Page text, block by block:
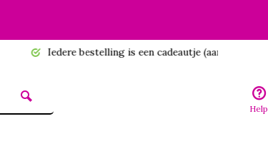
Iedere bestelling is een cadeautje (aan jezelf)!
Help